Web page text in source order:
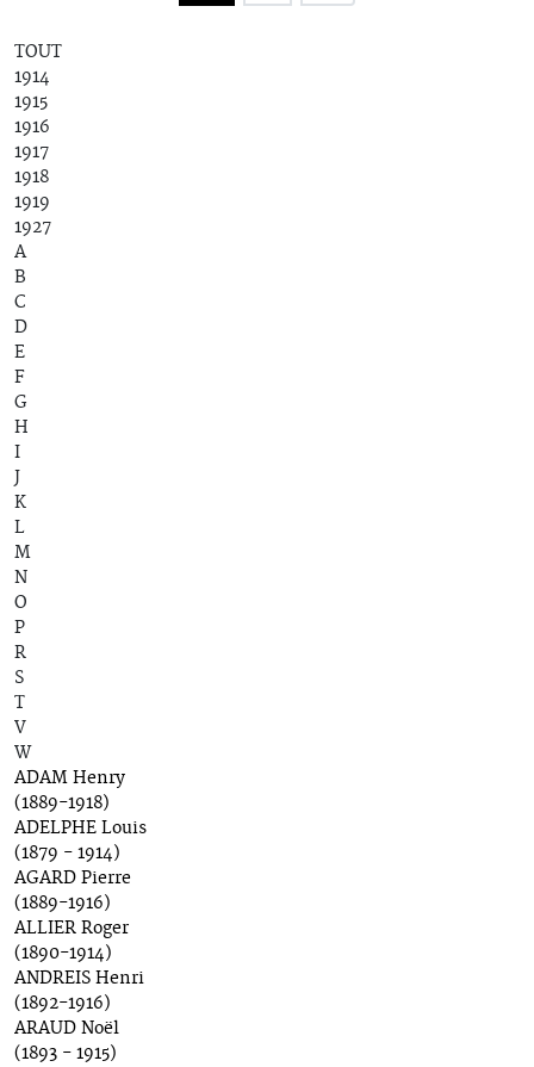
TOUT
1914
1915
1916
1917
1918
1919
1927
A
B
C
D
E
F
G
H
I
J
K
L
M
N
O
P
R
S
T
V
W
ADAM Henry
(1889-1918)
ADELPHE Louis
(1879 - 1914)
AGARD Pierre
(1889-1916)
ALLIER Roger
(1890-1914)
ANDREIS Henri
(1892-1916)
ARAUD Noël
(1893 - 1915)